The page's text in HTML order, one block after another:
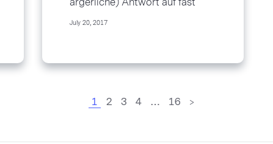
hängt davon ab.” Das kommt
July 20, 2017
1 2 3 4 … 16 >